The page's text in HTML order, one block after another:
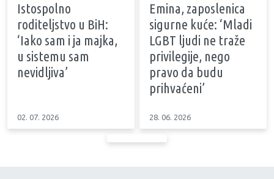
Istospolno
roditeljstvo u BiH:
‘Iako sam i ja majka,
u sistemu sam
nevidljiva’
02. 07. 2026
Emina, zaposlenica
sigurne kuće: ‘Mladi
LGBT ljudi ne traže
privilegije, nego
pravo da budu
prihvaćeni’
28. 06. 2026